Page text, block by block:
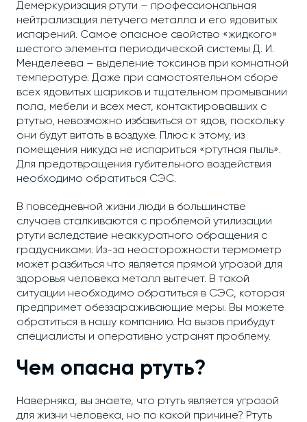
Демеркуризация ртути – профессиональная
нейтрализация летучего металла и его ядовитых
испарений. Самое опасное свойство «жидкого»
шестого элемента периодической системы Д. И.
Менделеева – выделение токсинов при комнатной
температуре. Даже при самостоятельном сборе
всех ядовитых шариков и тщательном промывании
пола, мебели и всех мест, контактировавших с
ртутью, невозможно избавиться от ядов, поскольку
они будут витать в воздухе. Плюс к этому, из
помещения никуда не испариться «ртутная пыль».
Для предотвращения губительного воздействия
необходимо обратиться СЭС.
В повседневной жизни люди в большинстве
случаев сталкиваются с проблемой утилизации
ртути вследствие неаккуратного обращения с
градусниками. Из-за неосторожности термометр
может разбиться что является прямой угрозой для
здоровья человека металл вытечет. В такой
ситуации необходимо обратиться в СЭС, которая
предпримет обеззараживающие меры. Вы можете
обратиться в нашу компанию. На вызов прибудут
специалисты и оперативно устранят проблему.
Чем опасна ртуть?
Наверняка, вы знаете, что ртуть является угрозой
для жизни человека, но по какой причине? Ртуть